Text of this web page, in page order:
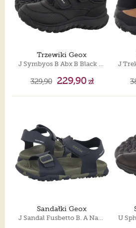
Trzewiki Geox
J Symbyos B Abx B Black J46L0B 0MEFU C9999
329,90 229,90zł
Sandałki Geox